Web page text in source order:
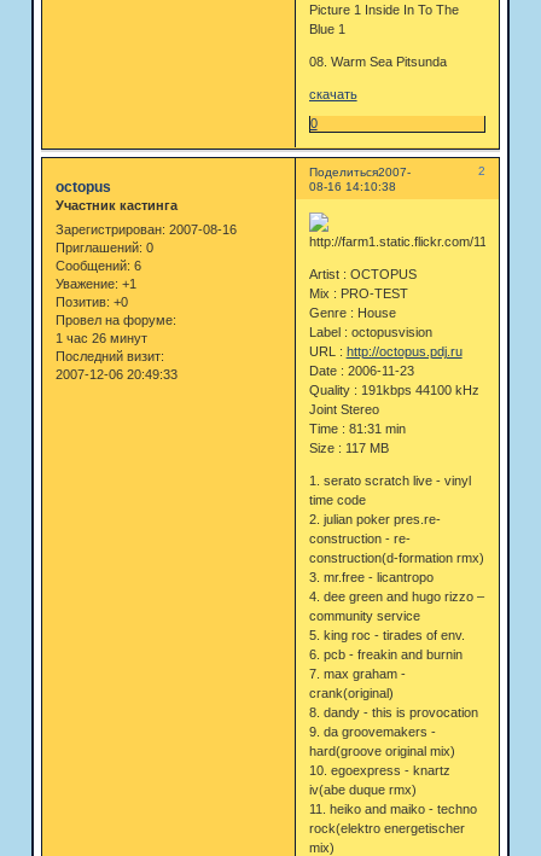
Picture 1 Inside In To The
Blue 1
08. Warm Sea Pitsunda
скачать
0
Поделиться 2
2007-
08-16 14:10:38
octopus
Участник кастинга
Зарегистрирован: 2007-08-16
Приглашений: 0
Сообщений: 6
Уважение: +1
Позитив: +0
Провел на форуме:
1 час 26 минут
Последний визит:
2007-12-06 20:49:33
Artist : OCTOPUS
Mix : PRO-TEST
Genre : House
Label : octopusvision
URL : http://octopus.pdj.ru
Date : 2006-11-23
Quality : 191kbps 44100 kHz
Joint Stereo
Time : 81:31 min
Size : 117 MB
1. serato scratch live - vinyl
time code
2. julian poker pres.re-
construction - re-
construction(d-formation rmx)
3. mr.free - licantropo
4. dee green and hugo rizzo –
community service
5. king roc - tirades of env.
6. pcb - freakin and burnin
7. max graham -
crank(original)
8. dandy - this is provocation
9. da groovemakers -
hard(groove original mix)
10. egoexpress - knartz
iv(abe duque rmx)
11. heiko and maiko - techno
rock(elektro energetischer
mix)